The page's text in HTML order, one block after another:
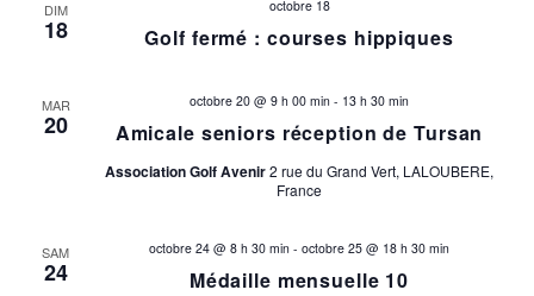
DIM
18 Golf fermé : courses hippiques
octobre 18
MAR
20 Amicale seniors réception de Tursan
octobre 20 @ 9 h 00 min - 13 h 30 min
Association Golf Avenir2 rue du Grand Vert, LALOUBERE,
France
SAM
24 Médaille mensuelle 10
octobre 24 @ 8 h 30 min - octobre 25 @ 18 h 30 min